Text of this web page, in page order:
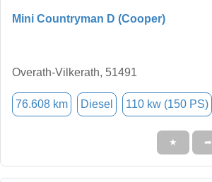
Mini Countryman D (Cooper)
Overath-Vilkerath, 51491
76.608 km Diesel 110 kw (150 PS)
★ ➦